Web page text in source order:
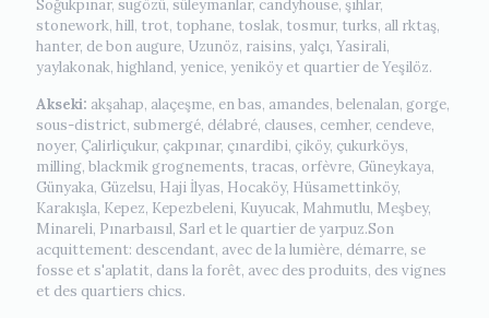
Soğukpınar, sugözü, süleymanlar, candyhouse, şıhlar,
stonework, hill, trot, tophane, toslak, tosmur, turks, all rktaş,
hanter, de bon augure, Uzunöz, raisins, yalçı, Yasirali,
yaylakonak, highland, yenice, yeniköy et quartier de Yeşilöz.
Akseki: akşahap, alaçeşme, en bas, amandes, belenalan, gorge,
sous-district, submergé, délabré, clauses, cemher, cendeve,
noyer, Çalirliçukur, çakpınar, çınardibi, çiköy, çukurköys,
milling, blackmik grognements, tracas, orfèvre, Güneykaya,
Günyaka, Güzelsu, Haji İlyas, Hocaköy, Hüsamettinköy,
Karakışla, Kepez, Kepezbeleni, Kuyucak, Mahmutlu, Meşbey,
Minareli, Pınarbaısıl, Sarl et le quartier de yarpuz.Son
acquittement: descendant, avec de la lumière, démarre, se
fosse et s'aplatit, dans la forêt, avec des produits, des vignes
et des quartiers chics.